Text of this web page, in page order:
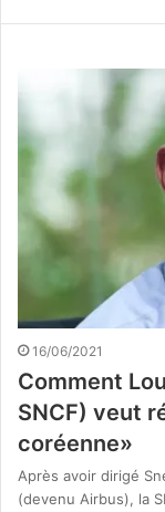
16/06/2021
Comment
SNCF) veut
coréenne»
Après avoir dirigé
(devenu Airbus), la